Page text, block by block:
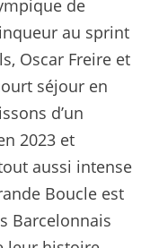
de
au sprint
Oscar Freire et
séjour en
d’un
2023 et
aussi intense
Boucle est
Barcelonnais